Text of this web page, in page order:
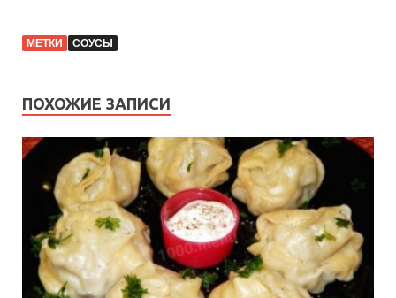
МЕТКИ СОУСЫ
ПОХОЖИЕ ЗАПИСИ